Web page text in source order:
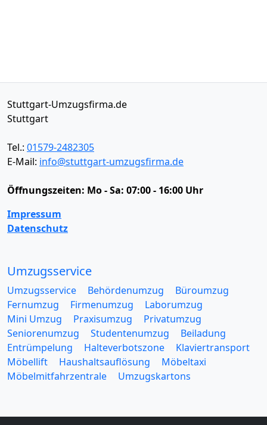
Stuttgart-Umzugsfirma.de
Stuttgart
Tel.: 01579-2482305
E-Mail: info@stuttgart-umzugsfirma.de
Öffnungszeiten: Mo - Sa: 07:00 - 16:00 Uhr
Impressum
Datenschutz
Umzugsservice
Umzugsservice Behördenumzug
Büroumzug
Fernumzug
Firmenumzug
Laborumzug
Mini Umzug
Praxisumzug
Privatumzug
Seniorenumzug
Studentenumzug
Beiladung
Entrümpelung
Halteverbotszone
Klaviertransport
Möbellift
Haushaltsauflösung
Möbeltaxi
Möbelmitfahrzentrale
Umzugskartons